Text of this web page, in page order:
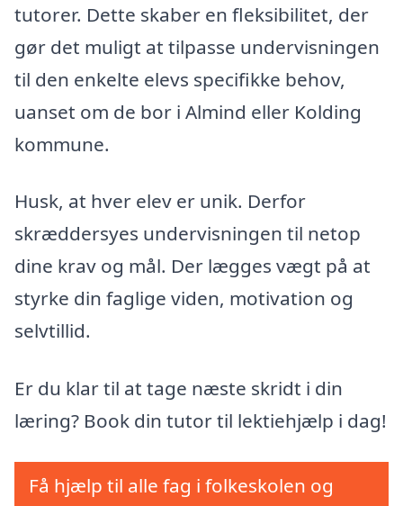
tutorer. Dette skaber en fleksibilitet, der
gør det muligt at tilpasse undervisningen
til den enkelte elevs specifikke behov,
uanset om de bor i Almind eller Kolding
kommune.
Husk, at hver elev er unik. Derfor
skræddersyes undervisningen til netop
dine krav og mål. Der lægges vægt på at
styrke din faglige viden, motivation og
selvtillid.
Er du klar til at tage næste skridt i din
læring? Book din tutor til lektiehjælp i dag!
Få hjælp til alle fag i folkeskolen og